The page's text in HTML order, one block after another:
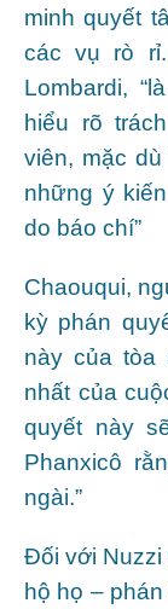
minh quyết
các vụ rò
Lombardi,
hiểu rõ
viên, mặc
những ý
do báo chí”
Chaouqui,
kỳ phán
này của tòa
nhất của
quyết này
Phanxicô
ngài.”
Đối với Nuzzi
hộ họ –